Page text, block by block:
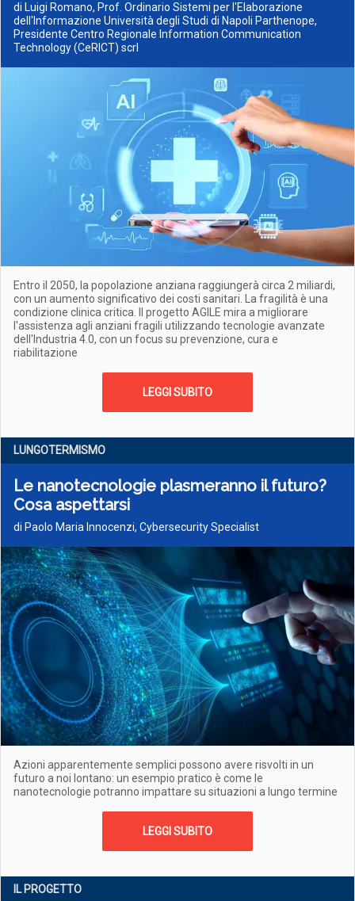
di Luigi Romano, Prof. Ordinario Sistemi per l'Elaborazione
dell'Informazione Università degli Studi di Napoli Parthenope,
Presidente Centro Regionale Information Communication
Technology (CeRICT) scrl
Entro il 2050, la popolazione anziana raggiungerà circa 2 miliardi,
con un aumento significativo dei costi sanitari. La fragilità è una
condizione clinica critica. Il progetto AGILE mira a migliorare
l'assistenza agli anziani fragili utilizzando tecnologie avanzate
dell'Industria 4.0, con un focus su prevenzione, cura e
riabilitazione
LEGGI SUBITO
LUNGOTERMISMO
Le nanotecnologie plasmeranno il futuro?
Cosa aspettarsi
di Paolo Maria Innocenzi, Cybersecurity Specialist
Azioni apparentemente semplici possono avere risvolti in un
futuro a noi lontano: un esempio pratico è come le
nanotecnologie potranno impattare su situazioni a lungo termine
LEGGI SUBITO
IL PROGETTO